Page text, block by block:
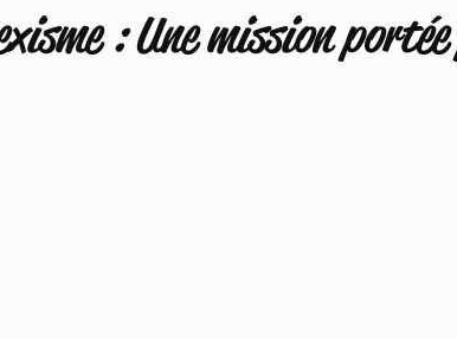
: Une mission